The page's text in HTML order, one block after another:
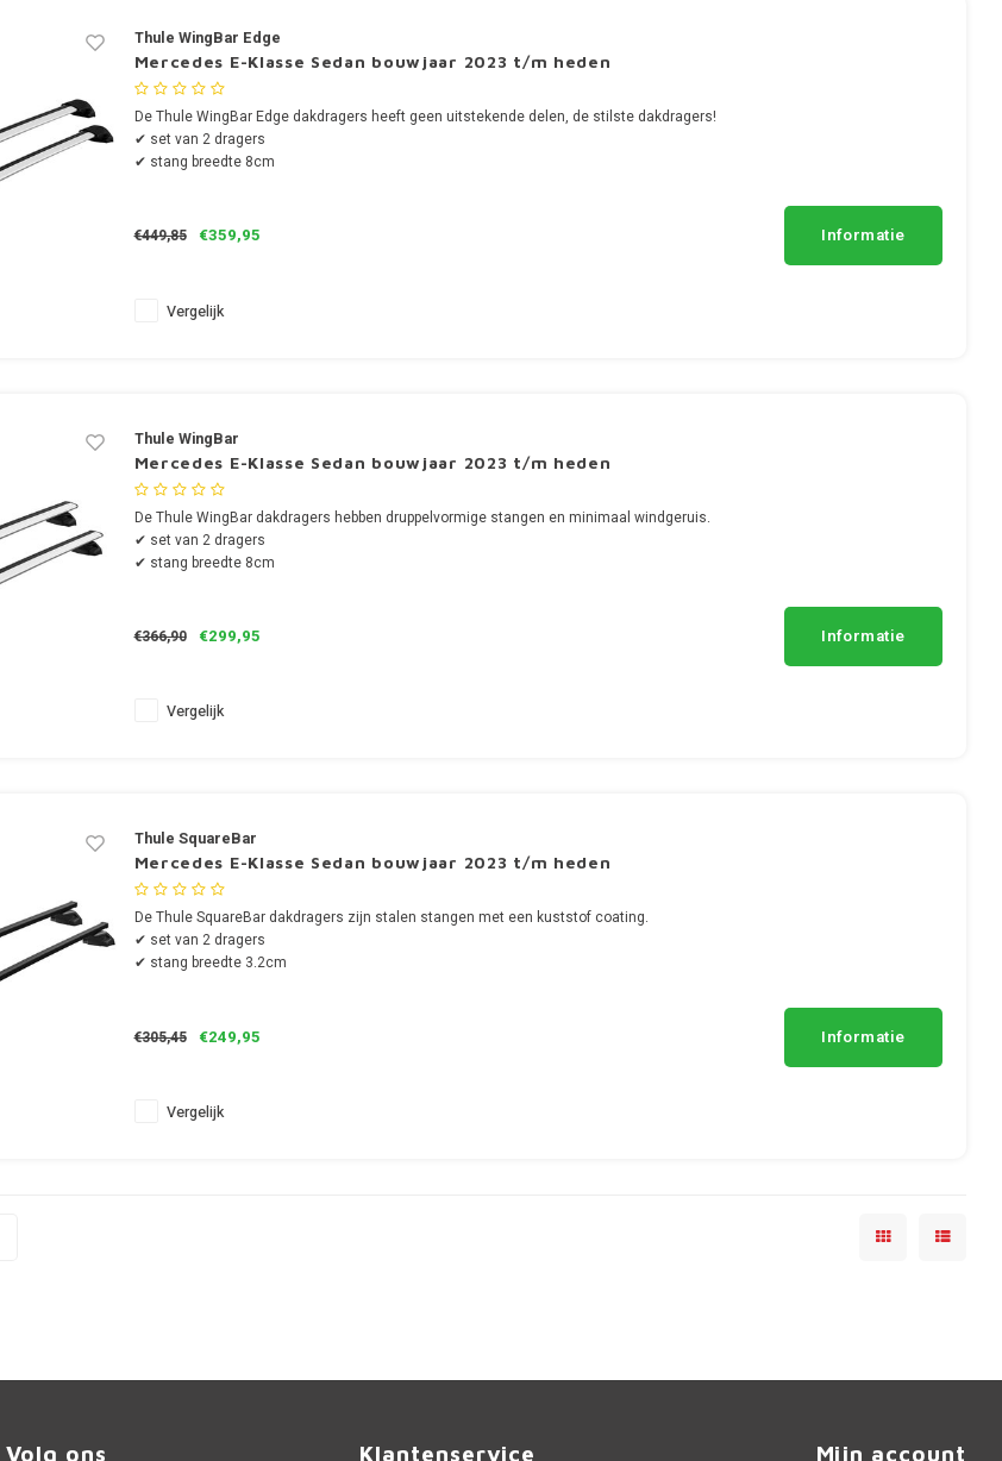
Thule WingBar Edge
Mercedes E-Klasse Sedan bouwjaar 2023 t/m heden
De Thule WingBar Edge dakdragers heeft geen uitstekende delen, de stilste dakdragers!
✔ set van 2 dragers
✔ stang breedte 8cm
€449,85 €359,95 Informatie
Vergelijk
Thule WingBar
Mercedes E-Klasse Sedan bouwjaar 2023 t/m heden
De Thule WingBar dakdragers hebben druppelvormige stangen en minimaal windgeruis.
✔ set van 2 dragers
✔ stang breedte 8cm
€366,90 €299,95 Informatie
Vergelijk
Thule SquareBar
Mercedes E-Klasse Sedan bouwjaar 2023 t/m heden
De Thule SquareBar dakdragers zijn stalen stangen met een kuststof coating.
✔ set van 2 dragers
✔ stang breedte 3.2cm
€305,45 €249,95 Informatie
Vergelijk
Volg ons Klantenservice Mijn account